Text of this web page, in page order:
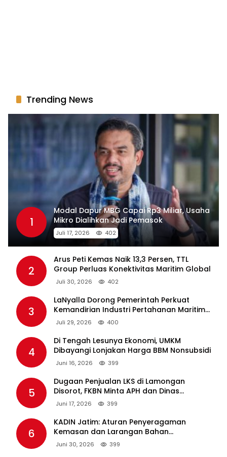
1
Modal Dapur MBG Capai Rp3 Miliar, Usaha
Mikro Dialihkan Jadi Pemasok
Juli 17, 2026 402
2
Arus Peti Kemas Naik 13,3 Persen, TTL
Group Perluas Konektivitas Maritim Global
Juli 30, 2026 402
3
LaNyalla Dorong Pemerintah Perkuat
Kemandirian Industri Pertahanan Maritim
Lewat PT PAL
Juli 29, 2026 400
4
Di Tengah Lesunya Ekonomi, UMKM
Juni 16, 2026 399
5
Dugaan Penjualan LKS di Lamongan
Pendidikan Bertindak Tegas.
Juni 17, 2026 399
6
KADIN Jatim: Aturan Penyeragaman
Tambahan Berpotensi Ganggu Industri
Tembakau
Juni 30, 2026 399
7
Pelindo Terminal Petikemas Percantik
Lamong Lewat Program TJSL
Juli 14, 2026 399